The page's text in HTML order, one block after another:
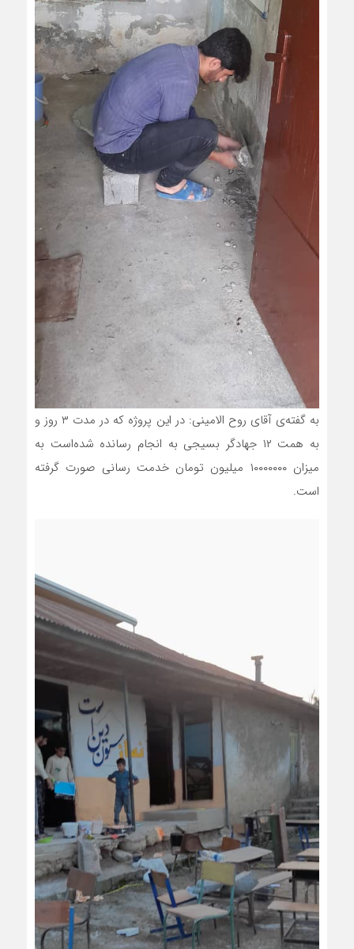
به گفته‌ی آقای روح الامینی: در این پروژه که در مدت ۳ روز و
به همت ۱۲ جهادگر بسیجی به انجام رسانده شده‌است به
میزان ۱۰۰۰۰۰۰۰ میلیون تومان خدمت رسانی صورت گرفته
است.